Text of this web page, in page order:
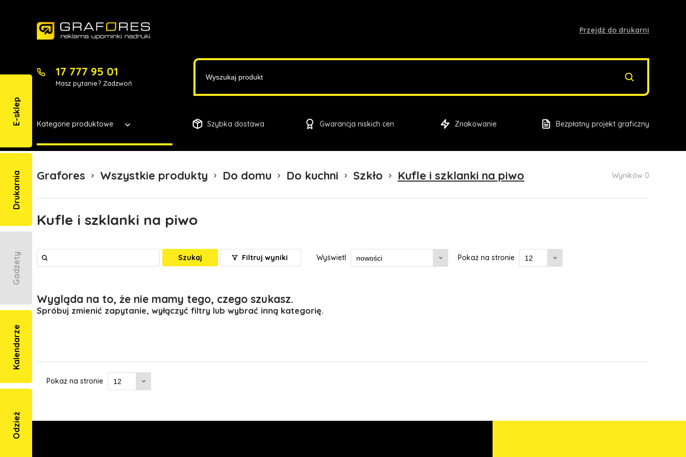
Przejdź do drukarni
17 777 95 01
Masz pytanie? Zadzwoń
Kategorie produktowe Szybka dostawa Gwarancja niskich cen Znakowanie Bezpłatny projekt graficzny
Grafores Wszystkie produkty Do domu Do kuchni Szkło Kufle i szklanki na piwo Wyników 0
Kufle i szklanki na piwo
Szukaj Filtruj wyniki Wyświetl Pokaż na stronie
Wygląda na to, że nie mamy tego, czego szukasz.
Spróbuj zmienić zapytanie, wyłączyć filtry lub wybrać inną kategorię.
Pokaż na stronie
E-sklep
Drukarnia
Gadżety
Kalendarze
Odzież